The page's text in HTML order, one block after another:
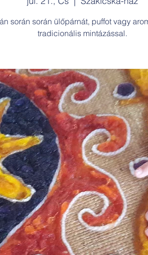
során során ülőpárnát, puffot vagy
tradicionális mintázással.